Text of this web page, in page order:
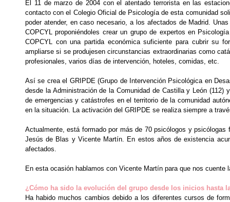
El 11 de marzo de 2004 con el atentado terrorista en las
contacto con el Colegio Oficial de Psicología de esta comunidad
poder atender, en caso necesario, a los afectados de Madrid.
COPCYL proponiéndoles crear un grupo de expertos en
COPCYL con una partida económica suficiente para cubrir su
ampliarse si se produjesen circunstancias extraordinarias como
profesionales, varios días de intervención, hoteles, comidas, etc.
Así se crea el GRIPDE (Grupo de Intervención Psicológica en
desde la Administración de la Comunidad de Castilla y León
de emergencias y catástrofes en el territorio de la comunidad
en la situación. La activación del GRIPDE se realiza siempre a
Actualmente, está formado por más de 70 psicólogos y
Jesús de Blas y Vicente Martín. En estos años de existencia
afectados.
En esta ocasión hablamos con Vicente Martín para que nos cuente
¿Cómo ha sido la evolución del grupo desde los inicios hasta
Ha habido muchos cambios debido a los diferentes cursos de